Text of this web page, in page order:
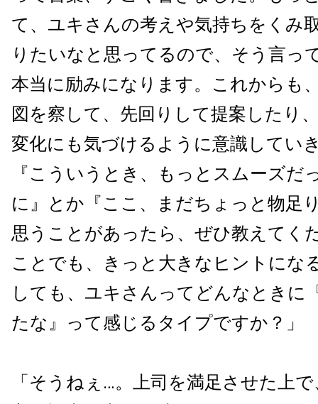
て、ユキさんの考えや気持ちをくみ
りたいなと思ってるので、そう言っ
本当に励みになります。これからも
図を察して、先回りして提案したり
変化にも気づけるように意識してい
『こういうとき、もっとスムーズだ
に』とか『ここ、まだちょっと物足
思うことがあったら、ぜひ教えてく
ことでも、きっと大きなヒントにな
しても、ユキさんってどんなときに
たな』って感じるタイプですか？」
「そうねぇ…。上司を満足させた上